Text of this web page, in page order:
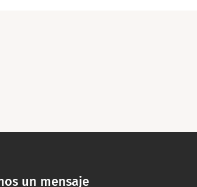
un mensaje